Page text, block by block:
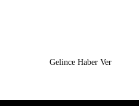
Gelince Haber Ver